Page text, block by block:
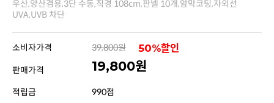
UVA,UVB 차단
소비자가격 39,800원 50%할인
판매가격 19,800원
적립금
990점